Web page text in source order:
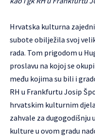
Hrvatska kulturna
subote obilježila svoj
rada. Tom prigodom u
proslavu na kojoj se
među kojima su bili i
RH u Frankfurtu Josip
hrvatskim kulturnim
zahvale za dugogodišnju
kulture u ovom gradu